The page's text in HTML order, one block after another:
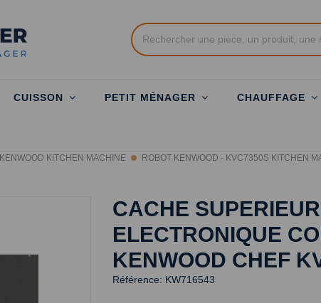
CUISSON PETIT MÉNAGER CHAUFFAGE
KENWOOD KITCHEN MACHINE ROBOT KENWOOD - KVC7350S KITCHEN
CACHE
ELECTRONIQUE
KENWOOD CHEF
Référence: KW716543